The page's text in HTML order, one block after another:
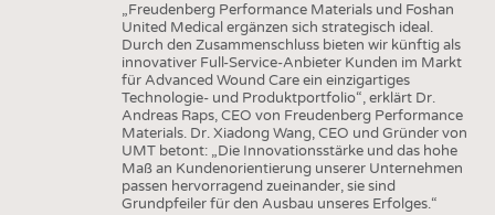
„Freudenberg Performance Materials und Foshan
United Medical ergänzen sich strategisch ideal.
Durch den Zusammenschluss bieten wir künftig als
innovativer Full-Service-Anbieter Kunden im Markt
für Advanced Wound Care ein einzigartiges
Technologie- und Produktportfolio“, erklärt Dr.
Andreas Raps, CEO von Freudenberg Performance
Materials. Dr. Xiadong Wang, CEO und Gründer von
UMT betont: „Die Innovationsstärke und das hohe
Maß an Kundenorientierung unserer Unternehmen
passen hervorragend zueinander, sie sind
Grundpfeiler für den Ausbau unseres Erfolges.“